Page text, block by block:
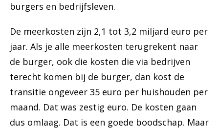
burgers en bedrijfsleven.
De meerkosten zijn 2,1 tot 3,2 miljard euro per
jaar. Als je alle meerkosten terugrekent naar
de burger, ook die kosten die via bedrijven
terecht komen bij de burger, dan kost de
transitie ongeveer 35 euro per huishouden per
maand. Dat was zestig euro. De kosten gaan
dus omlaag. Dat is een goede boodschap. Maar